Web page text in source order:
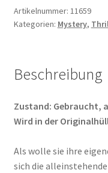
Artikelnummer: 11659
Kategorien: Mystery,
Beschreibung
Zustand: Gebraucht,
Wird in der
Als wolle sie ihre
sich die